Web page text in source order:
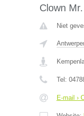
Clown
Niet
Tel:
E-mail ›